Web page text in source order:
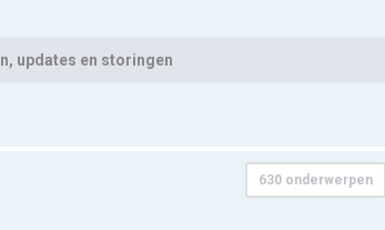
updates en storingen
630 onderwerpen